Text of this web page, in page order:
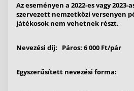
Az eseményen a 2022-es vagy 2023-
szervezett nemzetközi versenyen
játékosok nem vehetnek részt.
Nevezési díj: Páros: 6 000 Ft/pár
Egyszerűsített nevezési forma: